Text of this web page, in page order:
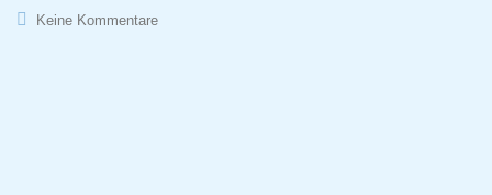
Keine Kommentare